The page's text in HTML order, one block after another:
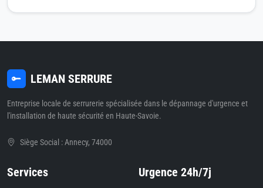
LEMAN SERRURE
Entreprise locale de serrurerie spécialisée dans le dépannage d'urgence et
l'installation de haute sécurité en Haute-Savoie.
Siège Social : Annecy, 74000
Services Urgence 24h/7j